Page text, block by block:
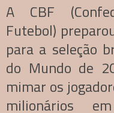
A CBF
Futebol)
para a seleção
do Mundo de
mimar os
milionários